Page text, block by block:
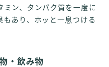
ミン、タンパク質を一度に
あり、ホッと一息つける
・飲み物